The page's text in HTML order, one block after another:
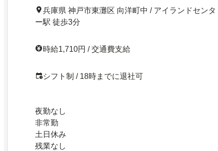
兵庫県 神戸市東灘区 向洋町中 / アイランドセンタ
ー駅 徒歩3分
時給1,710円 / 交通費支給
シフト制 / 18時までに退社可
夜勤なし
非常勤
土日休み
残業なし